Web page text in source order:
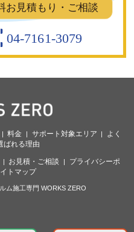
お見積もり・ご相談
04-7161-3079
料金 サポート対象エリア
よく
ばれる理由
お見積・ご相談
プライバシーポ
トマップ
ム施工専門 WORKS ZERO